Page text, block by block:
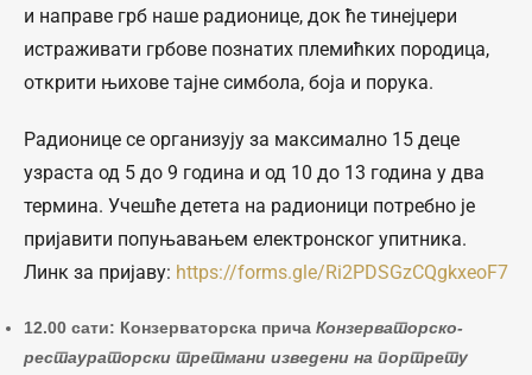
и направе грб наше радионице, док ће тинејџери
истраживати грбове познатих племићких породица,
открити њихове тајне симбола, боја и порука.
Радионице се организују за максимално 15 деце
узраста од 5 до 9 година и од 10 до 13 година у два
термина. Учешће детета на радионици потребно је
пријавити попуњавањем електронског упитника.
Линк за пријаву: https://forms.gle/Ri2PDSGzCQgkxeoF7
12.00 сати: Конзерваторска прича Конзерваторско-
рестаураторски третмани изведени на портрету